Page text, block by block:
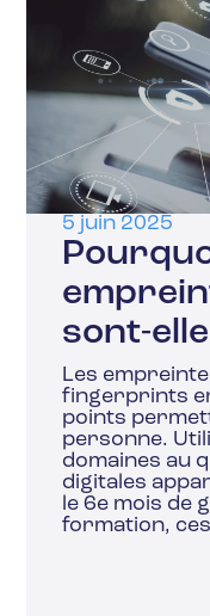
5 juin 2025
sont-
Les
fingerprints
points
personne.
domaines au
digitales
le 6e mois de
formation,